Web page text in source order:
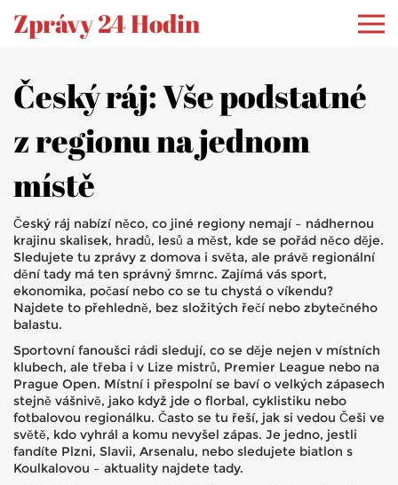
Zprávy 24 Hodin
Český ráj: Vše podstatné
z regionu na jednom
místě
Český ráj nabízí něco, co jiné regiony nemají – nádhernou
krajinu skalisek, hradů, lesů a měst, kde se pořád něco děje.
Sledujete tu zprávy z domova i světa, ale právě regionální
dění tady má ten správný šmrnc. Zajímá vás sport,
ekonomika, počasí nebo co se tu chystá o víkendu?
Najdete to přehledně, bez složitých řečí nebo zbytečného
balastu.
Sportovní fanoušci rádi sledují, co se děje nejen v místních
klubech, ale třeba i v Lize mistrů, Premier League nebo na
Prague Open. Místní i přespolní se baví o velkých zápasech
stejně vášnivě, jako když jde o florbal, cyklistiku nebo
fotbalovou regionálku. Často se tu řeší, jak si vedou Češi ve
světě, kdo vyhrál a komu nevyšel zápas. Je jedno, jestli
fandíte Plzni, Slavii, Arsenalu, nebo sledujete biatlon s
Koulkalovou – aktuality najdete tady.